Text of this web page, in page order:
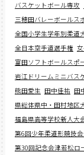
バスケットボール専攻
三穂田バレーボールス
全国小学生学年別柔道
全日本空手道選手権
富田ソフトボールスポ
岩江ドリームミニバス
熊田愛生 田中佳祐 田
県総体県中・田村地区
福島県高等学校新人大
第6回少年柔道形競技
第30回記念会津若松ロ